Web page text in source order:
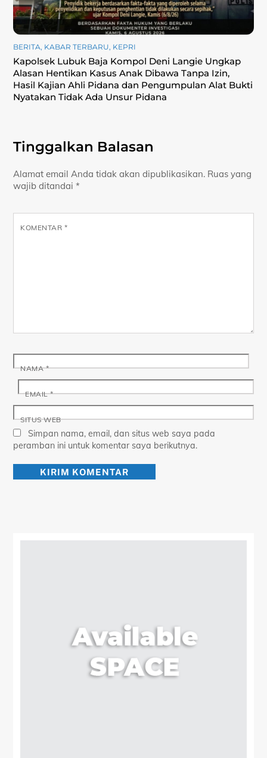
BERITA, KABAR TERBARU, KEPRI
Kapolsek Lubuk Baja Kompol Deni Langie Ungkap
Alasan Hentikan Kasus Anak Dibawa Tanpa Izin,
Hasil Kajian Ahli Pidana dan Pengumpulan Alat Bukti
Nyatakan Tidak Ada Unsur Pidana
Tinggalkan Balasan
Alamat email Anda tidak akan dipublikasikan. Ruas yang
wajib ditandai*
KOMENTAR *
NAMA*
EMAIL*
SITUS WEB
Simpan nama, email, dan situs web saya pada
peramban ini untuk komentar saya berikutnya.